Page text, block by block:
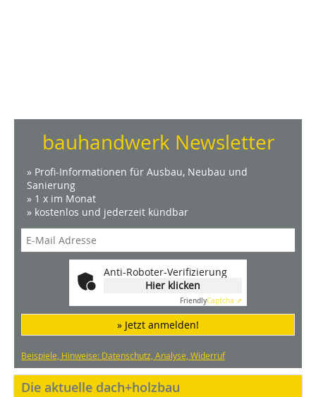
bauhandwerk Newsletter
» Profi-Informationen für Ausbau, Neubau und
Sanierung
» 1 x im Monat
» kostenlos und jederzeit kündbar
Anti-Roboter-Verifizierung
Hier klicken
FriendlyCaptcha ⇗
» Jetzt anmelden!
Beispiele, Hinweise: Datenschutz, Analyse, Widerruf
Die aktuelle dach+holzbau